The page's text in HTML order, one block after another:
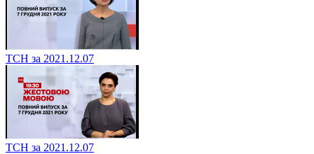
ТСН за 2021.12.07
ТСН за 2021.12.07